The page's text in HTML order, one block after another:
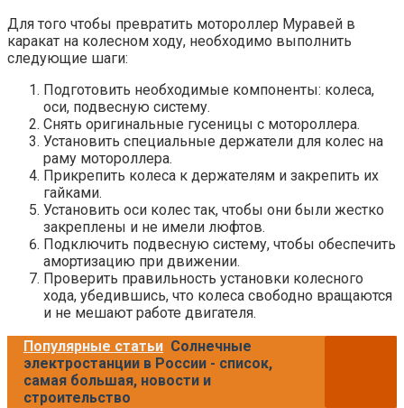
Для того чтобы превратить мотороллер Муравей в
каракат на колесном ходу, необходимо выполнить
следующие шаги:
Подготовить необходимые компоненты: колеса,
оси, подвесную систему.
Снять оригинальные гусеницы с мотороллера.
Установить специальные держатели для колес на
раму мотороллера.
Прикрепить колеса к держателям и закрепить их
гайками.
Установить оси колес так, чтобы они были жестко
закреплены и не имели люфтов.
Подключить подвесную систему, чтобы обеспечить
амортизацию при движении.
Проверить правильность установки колесного
хода, убедившись, что колеса свободно вращаются
и не мешают работе двигателя.
Популярные статьи Солнечные
электростанции в России - список,
самая большая, новости и
строительство